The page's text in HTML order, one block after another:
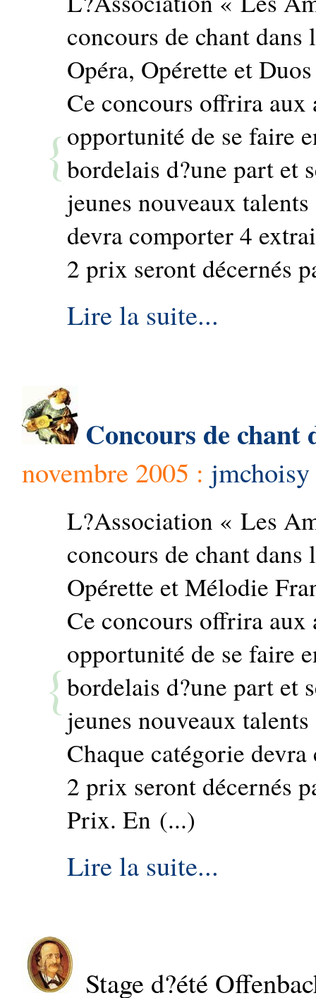
concours de chant
Opéra, Opérette et
Ce concours offrira aux
opportunité de se faire
bordelais d?une part et
jeunes nouveaux
devra comporter 4
2 prix seront décernés
Lire la suite...
Concours de
novembre 2005 : jmchoisy
L?Association « Les
concours de chant
Opérette et Mélodie
Ce concours offrira aux
opportunité de se faire
bordelais d?une part et
jeunes nouveaux
Chaque catégorie
2 prix seront décernés
Prix. En (...)
Lire la suite...
Stage d?été